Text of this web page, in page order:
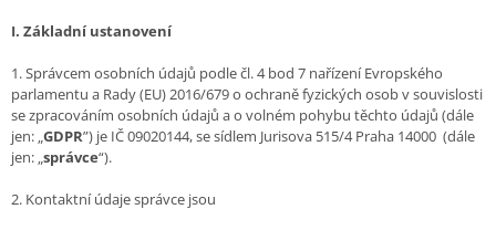
I. Základní ustanovení
1. Správcem osobních údajů podle čl. 4 bod 7 nařízení Evropského
parlamentu a Rady (EU) 2016/679 o ochraně fyzických osob v souvislosti
se zpracováním osobních údajů a o volném pohybu těchto údajů (dále
jen: „GDPR”) je IČ 09020144, se sídlem Jurisova 515/4 Praha 14000 (dále
jen: „správce“).
2. Kontaktní údaje správce jsou